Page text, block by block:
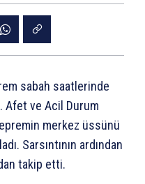
sabah saatlerinde
Afet ve Acil Durum
merkez üssünü
Sarsıntının ardından
takip etti.